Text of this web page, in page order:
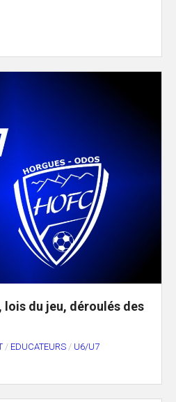
lois du jeu, déroulés des
/ EDUCATEURS / U6/U7